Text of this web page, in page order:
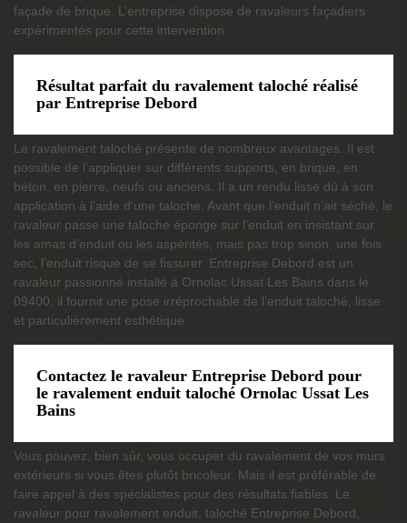
façade de brique. L’entreprise dispose de ravaleurs façadiers
expérimentés pour cette intervention.
Résultat parfait du ravalement taloché réalisé
par Entreprise Debord
Le ravalement taloché présente de nombreux avantages. Il est
possible de l’appliquer sur différents supports, en brique, en
béton, en pierre, neufs ou anciens. Il a un rendu lisse dû à son
application à l’aide d’une taloche. Avant que l’enduit n’ait séché, le
ravaleur passe une taloche éponge sur l’enduit en insistant sur
les amas d’enduit ou les aspérités, mais pas trop sinon, une fois
sec, l’enduit risque de se fissurer. Entreprise Debord est un
ravaleur passionné installé à Ornolac Ussat Les Bains dans le
09400, il fournit une pose irréprochable de l’enduit taloché, lisse
et particulièrement esthétique.
Contactez le ravaleur Entreprise Debord pour
le ravalement enduit taloché Ornolac Ussat Les
Bains
Vous pouvez, bien sûr, vous occuper du ravalement de vos murs
extérieurs si vous êtes plutôt bricoleur. Mais il est préférable de
faire appel à des spécialistes pour des résultats fiables. Le
ravaleur pour ravalement enduit, taloché Entreprise Debord,